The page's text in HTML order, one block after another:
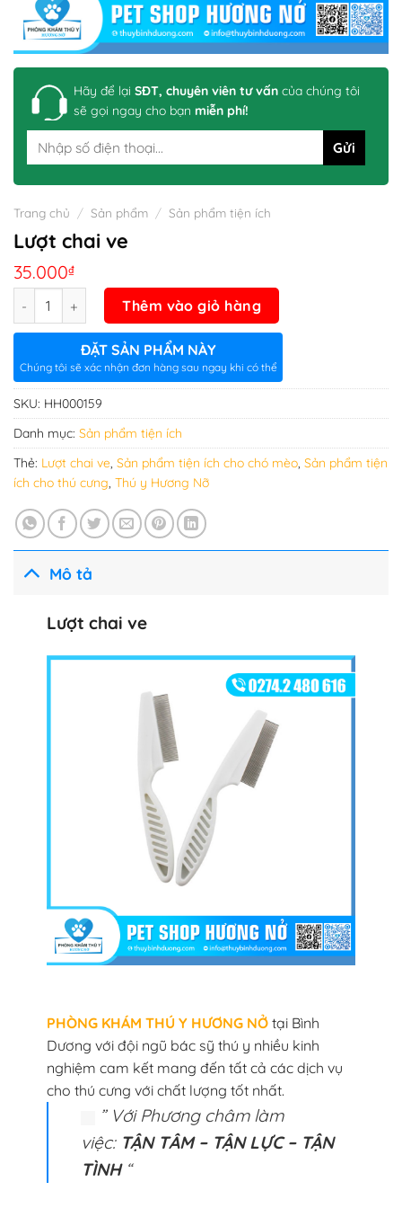
Hãy để lại SĐT, chuyên viên tư vấn của chúng tôi
sẽ gọi ngay cho bạn miễn phí!
Trang chủ / Sản phẩm / Sản phẩm tiện ích
Lượt chai ve
35.000₫
Thêm vào giỏ hàng
ĐẶT SẢN PHẨM NÀY
Chúng tôi sẽ xác nhận đơn hàng sau ngay khi có thể
SKU: HH000159
Danh mục: Sản phẩm tiện ích
Thẻ: Lượt chai ve, Sản phẩm tiện ích cho chó mèo, Sản phẩm tiện
ích cho thú cưng, Thú y Hương Nỡ
Mô tả
Lượt chai ve
PHÒNG KHÁM THÚ Y HƯƠNG NỞtại Bình
Dương với đội ngũ bác sỹ thú y nhiều kinh
nghiệm cam kết mang đến tất cả các dịch vụ
cho thú cưng với chất lượng tốt nhất.
” Với Phương châm làm
việc: TẬN TÂM – TẬN LỰC – TẬN
TÌNH“